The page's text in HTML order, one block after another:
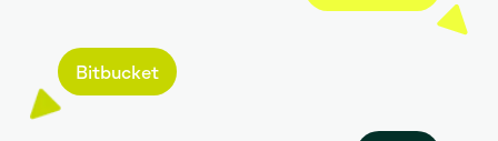
Bitbucket